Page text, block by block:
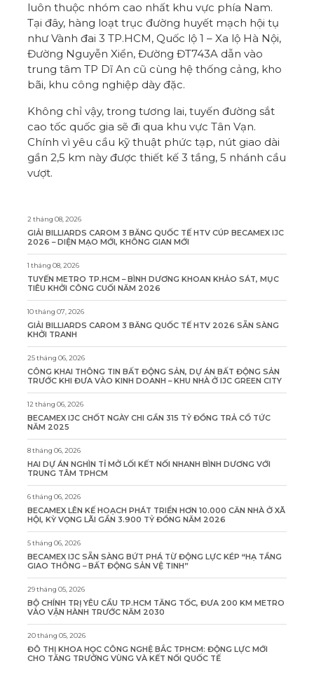
luôn thuộc nhóm cao nhất khu vực phía Nam.
Tại đây, hàng loạt trục đường huyết mạch hội tụ
như Vành đai 3 TP.HCM, Quốc lộ 1 – Xa lộ Hà Nội,
Đường Nguyễn Xiển, Đường ĐT743A dẫn vào
trung tâm TP Dĩ An cũ cùng hệ thống cảng, kho
bãi, khu công nghiệp dày đặc.
Không chỉ vậy, trong tương lai, tuyến đường sắt
cao tốc quốc gia sẽ đi qua khu vực Tân Vạn.
Chính vì yêu cầu kỹ thuật phức tạp, nút giao dài
gần 2,5 km này được thiết kế 3 tầng, 5 nhánh cầu
vượt.
2 tháng 08, 2026
GIẢI BILLIARDS CAROM 3 BĂNG QUỐC TẾ HTV CÚP BECAMEX IJC
2026 – DIỆN MẠO MỚI, KHÔNG GIAN MỚI
1 tháng 08, 2026
TUYẾN METRO TP.HCM – BÌNH DƯƠNG KHOAN KHẢO SÁT, MỤC
TIÊU KHỞI CÔNG CUỐI NĂM 2026
10 tháng 07, 2026
GIẢI BILLIARDS CAROM 3 BĂNG QUỐC TẾ HTV 2026 SẴN SÀNG
KHỞI TRANH
25 tháng 06, 2026
CÔNG KHAI THÔNG TIN BẤT ĐỘNG SẢN, DỰ ÁN BẤT ĐỘNG SẢN
TRƯỚC KHI ĐƯA VÀO KINH DOANH – KHU NHÀ Ở IJC GREEN CITY
12 tháng 06, 2026
BECAMEX IJC CHỐT NGÀY CHI GẦN 315 TỶ ĐỒNG TRẢ CỔ TỨC
NĂM 2025
8 tháng 06, 2026
HAI DỰ ÁN NGHÌN TỈ MỞ LỐI KẾT NỐI NHANH BÌNH DƯƠNG VỚI
TRUNG TÂM TPHCM
6 tháng 06, 2026
BECAMEX LÊN KẾ HOẠCH PHÁT TRIỂN HƠN 10.000 CĂN NHÀ Ở XÃ
HỘI, KỲ VỌNG LÃI GẦN 3.900 TỶ ĐỒNG NĂM 2026
5 tháng 06, 2026
BECAMEX IJC SẴN SÀNG BỨT PHÁ TỪ ĐỘNG LỰC KÉP “HẠ TẦNG
GIAO THÔNG – BẤT ĐỘNG SẢN VỆ TINH”
29 tháng 05, 2026
BỘ CHÍNH TRỊ YÊU CẦU TP.HCM TĂNG TỐC, ĐƯA 200 KM METRO
VÀO VẬN HÀNH TRƯỚC NĂM 2030
20 tháng 05, 2026
ĐÔ THỊ KHOA HỌC CÔNG NGHỆ BẮC TPHCM: ĐỘNG LỰC MỚI
CHO TĂNG TRƯỞNG VÙNG VÀ KẾT NỐI QUỐC TẾ